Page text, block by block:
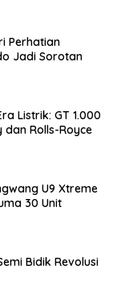
Perhatian
Jadi Sorotan
Listrik: GT 1.000
dan Rolls-Royce
U9 Xtreme
30 Unit
Bidik Revolusi